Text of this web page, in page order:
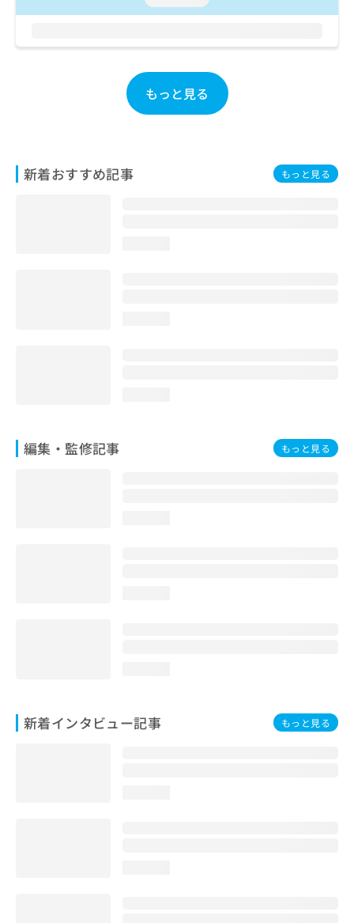
もっと見る
新着おすすめ記事 もっと見る
編集・監修記事 もっと見る
新着インタビュー記事 もっと見る